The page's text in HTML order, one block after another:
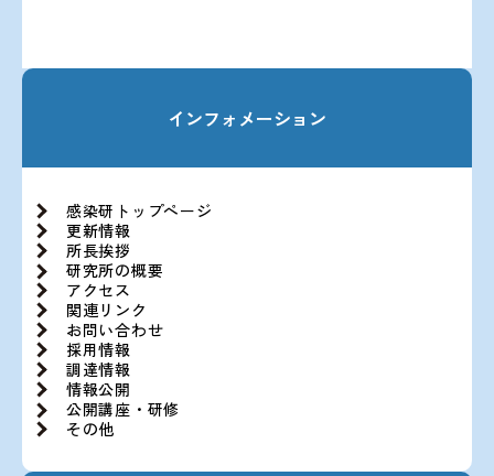
インフォメーション
感染研トップページ
更新情報
所長挨拶
研究所の概要
アクセス
関連リンク
お問い合わせ
採用情報
調達情報
情報公開
公開講座・研修
その他